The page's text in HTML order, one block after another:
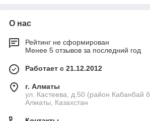
О нас
Рейтинг не сформирован
Менее 5 отзывов за последний год
Работает с 21.12.2012
г. Алматы
ул. Кастеева, д.50 (район Кабанбай
Алматы, Казахстан